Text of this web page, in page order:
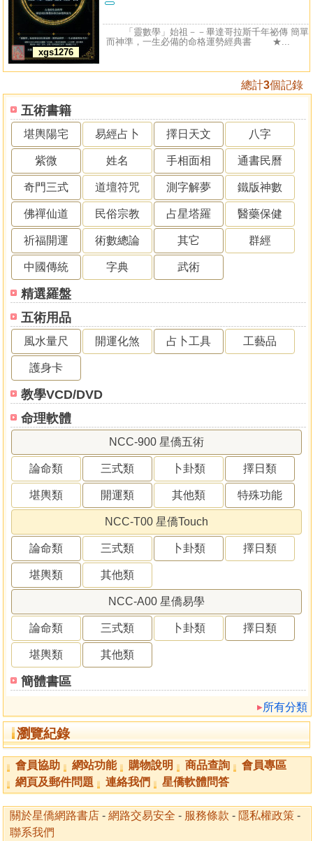
五術書籍
堪輿陽宅 易經占卜 擇日天文 八字
紫微 姓名 手相面相 通書民曆
奇門三式 道壇符咒 測字解夢 鐵版神數
佛禪仙道 民俗宗教 占星塔羅 醫藥保健
祈福開運 術數總論 其它 群經
中國傳統 字典 武術
精選羅盤
五術用品
風水量尺 開運化煞 占卜工具 工藝品
護身卡
教學VCD/DVD
命理軟體
NCC-900 星僑五術
論命類 三式類 卜卦類 擇日類
堪輿類 開運類 其他類 特殊功能
NCC-T00 星僑Touch
論命類 三式類 卜卦類 擇日類
堪輿類 其他類
NCC-A00 星僑易學
論命類 三式類 卜卦類 擇日類
堪輿類 其他類
簡體書區
所有分類
瀏覽紀錄
xgs1276
「靈數學」始祖－－畢達哥拉斯千年祕傳 簡單
而神準，一生必備的命格運勢經典書 ★...
總計3個記錄
會員協助 網站功能 購物說明 商品查詢
會員專區
網頁及郵件問題
連絡我們 星僑軟體問答
關於星僑網路書店 - 網路交易安全 - 服務條款 - 隱私權政策 -
聯系我們